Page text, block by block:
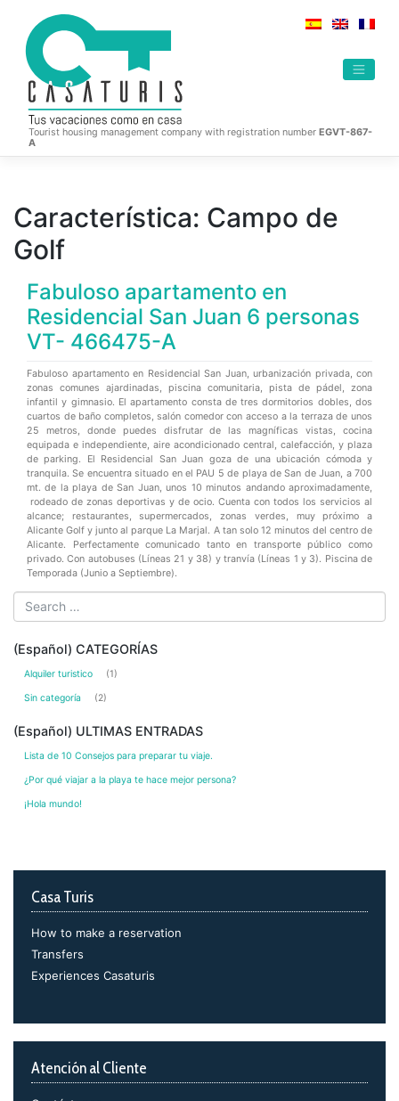
content
Tourist housing management company with registration number EGVT-867-
A
Característica: Campo de
Golf
Fabuloso apartamento en
Residencial San Juan 6 personas
VT- 466475-A
Fabuloso apartamento en Residencial San Juan, urbanización privada, con
zonas comunes ajardinadas, piscina comunitaria, pista de pádel, zona
infantil y gimnasio. El apartamento consta de tres dormitorios dobles, dos
cuartos de baño completos, salón comedor con acceso a la terraza de unos
25 metros, donde puedes disfrutar de las magníficas vistas, cocina
equipada e independiente, aire acondicionado central, calefacción, y plaza
de parking. El Residencial San Juan goza de una ubicación cómoda y
tranquila. Se encuentra situado en el PAU 5 de playa de San de Juan, a 700
mt. de la playa de San Juan, unos 10 minutos andando aproximadamente,
rodeado de zonas deportivas y de ocio. Cuenta con todos los servicios al
alcance; restaurantes, supermercados, zonas verdes, muy próximo a
Alicante Golf y junto al parque La Marjal. A tan solo 12 minutos del centro de
Alicante. Perfectamente comunicado tanto en transporte público como
privado. Con autobuses (Líneas 21 y 38) y tranvía (Líneas 1 y 3). Piscina de
Temporada (Junio a Septiembre).
(Español) CATEGORÍAS
Alquiler turistico (1)
Sin categoría (2)
(Español) ULTIMAS ENTRADAS
Lista de 10 Consejos para preparar tu viaje.
¿Por qué viajar a la playa te hace mejor persona?
¡Hola mundo!
Casa Turis
How to make a reservation
Transfers
Experiences Casaturis
Atención al Cliente